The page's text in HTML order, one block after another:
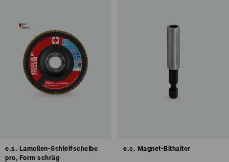
e.s. Lamellen-Schleifscheibe
pro, Form schräg
e.s. Magnet-Bithalter